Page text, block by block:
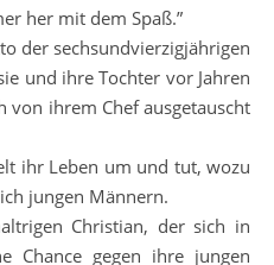
her mit dem Spaß.”
der sechsundvierzigjährigen
und ihre Tochter vor Jahren
von ihrem Chef ausgetauscht
ihr Leben um und tut, wozu
jungen Männern.
Christian, der sich in
Chance gegen ihre jungen